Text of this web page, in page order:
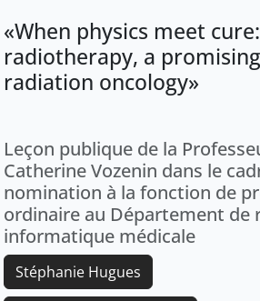
«When physics meet cure:
radiotherapy, a
radiation oncology»
Leçon publique de la
Catherine Vozenin dans le
nomination à la fonction de
ordinaire au Département de
informatique médicale
Stéphanie Hugues